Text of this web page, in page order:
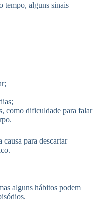
tempo, alguns sinais
como dificuldade para falar
para descartar
alguns hábitos podem